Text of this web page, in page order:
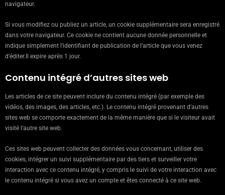
navigateur.
Si vous modifiez ou publiez un article, un cookie supplémentaire sera enregistré
dans votre navigateur. Ce cookie ne contient aucune donnée personnelle et
indique simplement l’identifiant de publication de l’article que vous venez
d’éditer.Il expire après 1 jour.
Contenu intégré d’autres sites web
Les articles de ce site peuvent inclure du contenu intégré (par exemple des
vidéos, des images, des articles, etc.). Le contenu intégré provenant d’autres
sites web se comporte exactement de la même manière que si le visiteur avait
visité l’autre site web.
Ces sites web peuvent collecter des données vous concernant, utiliser des
cookies, intégrer un suivi supplémentaire par des tiers et surveiller votre
interaction avec ce contenu intégré, y compris le suivi de votre interaction avec
le contenu intégré si vous avez un compte et êtes connecté à ce site web.